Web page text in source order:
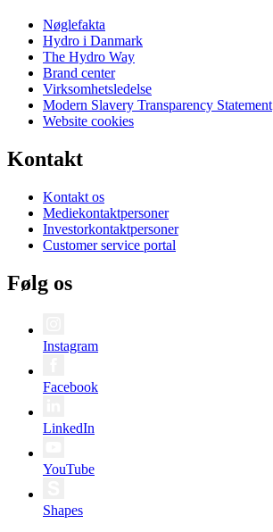
Nøglefakta
Hydro i Danmark
The Hydro Way
Brand center
Virksomhetsledelse
Modern Slavery Transparency Statement
Website cookies
Kontakt
Kontakt os
Mediekontaktpersoner
Investorkontaktpersoner
Customer service portal
Følg os
Instagram
Facebook
LinkedIn
YouTube
Shapes